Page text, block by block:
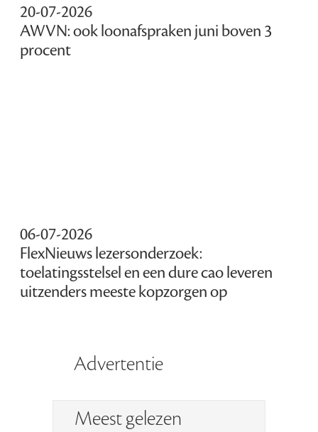
20-07-2026
AWVN: ook loonafspraken juni boven 3
procent
06-07-2026
FlexNieuws lezersonderzoek:
toelatingsstelsel en een dure cao leveren
uitzenders meeste kopzorgen op
Advertentie
Meest gelezen